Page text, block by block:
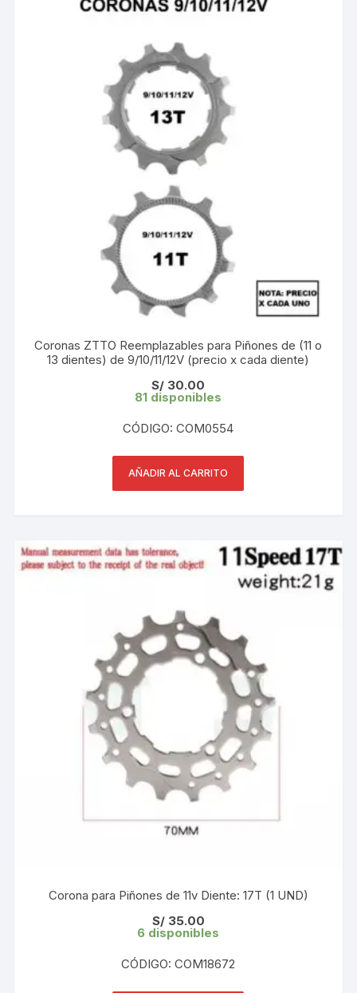
Coronas ZTTO Reemplazables para Piñones de (11 o
13 dientes) de 9/10/11/12V (precio x cada diente)
S/ 30.00
81 disponibles
CÓDIGO: COM0554
AÑADIR AL CARRITO
Corona para Piñones de 11v Diente: 17T (1 UND)
S/35.00
6 disponibles
CÓDIGO: COM18672